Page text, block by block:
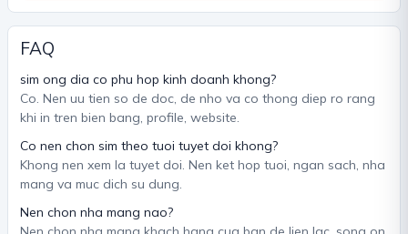
FAQ
sim ong dia co phu hop kinh doanh khong?
Co. Nen uu tien so de doc, de nho va co thong diep ro rang
khi in tren bien bang, profile, website.
Co nen chon sim theo tuoi tuyet doi khong?
Khong nen xem la tuyet doi. Nen ket hop tuoi, ngan sach, nha
mang va muc dich su dung.
Nen chon nha mang nao?